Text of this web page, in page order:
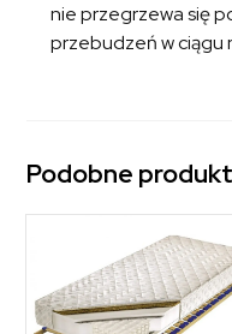
nie przegrzewa się
przebudzeń w ciągu
Podobne